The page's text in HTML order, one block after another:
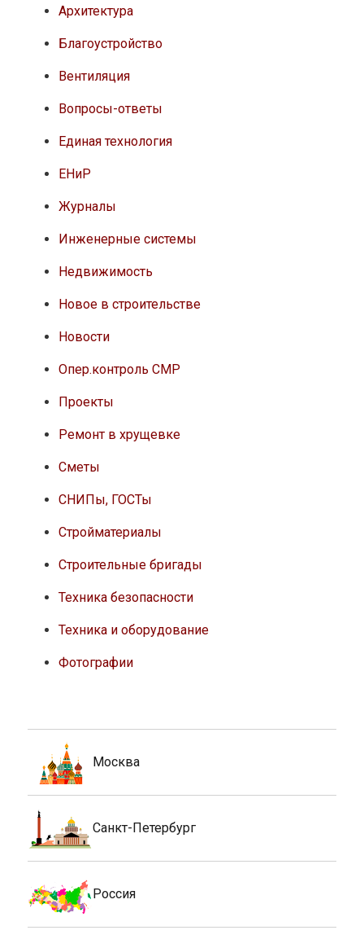
Архитектура
Благоустройство
Вентиляция
Вопросы-ответы
Единая технология
ЕНиР
Журналы
Инженерные системы
Недвижимость
Новое в строительстве
Новости
Опер.контроль СМР
Проекты
Ремонт в хрущевке
Сметы
СНИПы, ГОСТы
Стройматериалы
Строительные бригады
Техника безопасности
Техника и оборудование
Фотографии
Москва
Санкт-Петербург
Россия